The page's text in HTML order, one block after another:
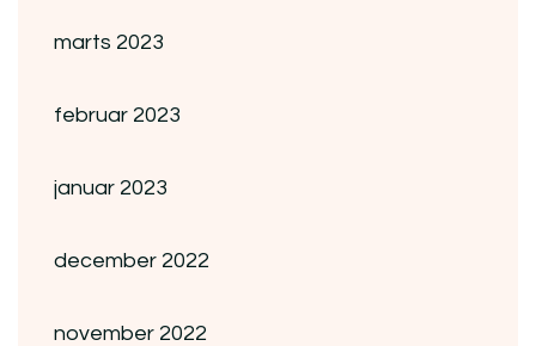
marts 2023
februar 2023
januar 2023
december 2022
november 2022